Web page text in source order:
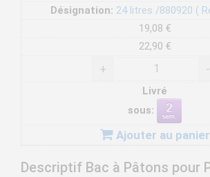
Désignation: 24 litres /880920 (
19,08 €
22,90 €
+ -
Livré
sous:
Ajouter au panier
Descriptif Bac à Pâtons pour